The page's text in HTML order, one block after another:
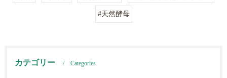
#天然酵母
カテゴリー Categories